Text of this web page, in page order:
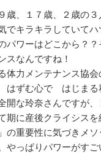
歳、１７歳、２歳の
でキラキラしていて
パワーはどこから？
スなんですね！
体力メンテナンス協会
はずむ心で はじまる
開な玲奈さんですが
期に産後クライシス
の重要性に気づきメ
やっぱりパワーがす